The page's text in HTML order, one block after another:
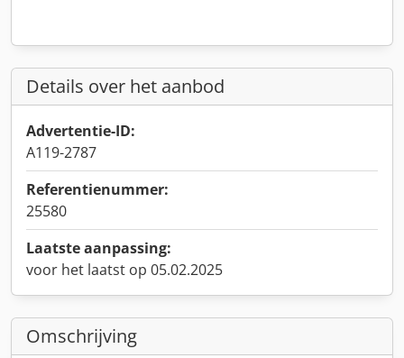
Details over het aanbod
Advertentie-ID:
A119-2787
Referentienummer:
25580
Laatste aanpassing:
voor het laatst op 05.02.2025
Omschrijving